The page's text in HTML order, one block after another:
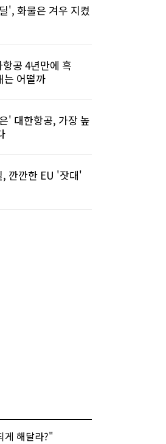
', 화물은 겨우 지켰
공 4년만에 흑
어떨까
' 대한항공, 가장 높
, 깐깐한 EU '잣대'
게 해달라?"